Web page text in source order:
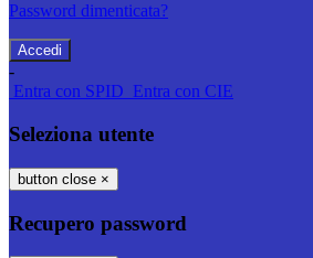
Password dimenticata?
-
Entra con SPID Entra con CIE
Seleziona utente
button close ×
Recupero password